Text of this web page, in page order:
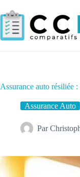
au
contenu
Assurance auto résiliée
Assurance Auto
Par